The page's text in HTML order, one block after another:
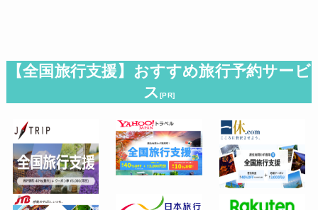
【全国旅行支援】おすすめ旅行予約サービ
ス[PR]